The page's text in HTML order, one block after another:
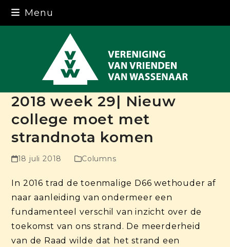
Skip
Menu
2018 week 29| Nieuw
college moet met
strandnota komen
18 juli 2018 Columns
In 2016 trad de toenmalige D66 wethouder af
naar aanleiding van ondermeer een
fundamenteel verschil van inzicht over de
toekomst van ons strand. De meerderheid
van de Raad wilde dat het strand een